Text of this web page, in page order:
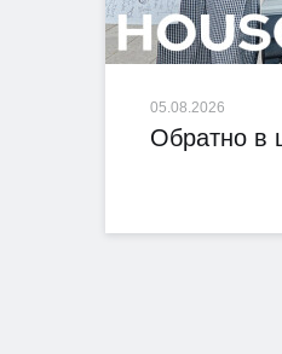
05.08.2026
Обратно в